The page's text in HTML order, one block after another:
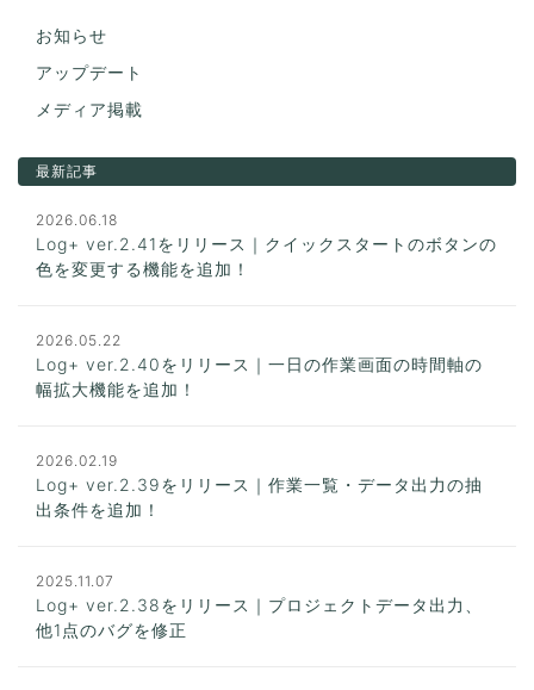
お知らせ
アップデート
メディア掲載
最新記事
2026.06.18
Log+ ver.2.41をリリース｜クイックスタートのボタンの
色を変更する機能を追加！
2026.05.22
Log+ ver.2.40をリリース｜一日の作業画面の時間軸の
幅拡大機能を追加！
2026.02.19
Log+ ver.2.39をリリース｜作業一覧・データ出力の抽
出条件を追加！
2025.11.07
Log+ ver.2.38をリリース｜プロジェクトデータ出力、
他1点のバグを修正